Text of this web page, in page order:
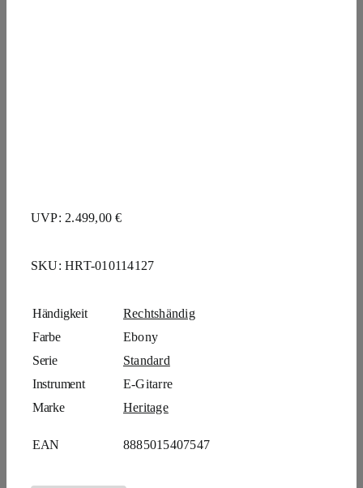
UVP: 2.499,00 €
SKU:HRT-010114127
Händigkeit
Rechtshändig
Farbe
Ebony
Serie
Standard
Instrument
E-Gitarre
Marke
Heritage
EAN 8885015407547